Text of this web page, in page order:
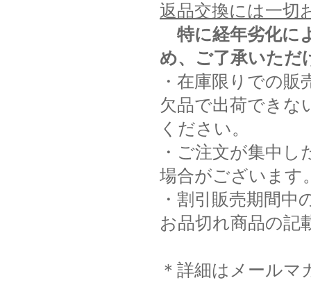
返品交換には一切
特に経年劣化に
め、ご了承いただ
・在庫限りでの
欠品で出荷できな
ください。
・ご注文が集中
場合がございます
・割引販売期間
お品切れ商品の記
＊詳細はメール